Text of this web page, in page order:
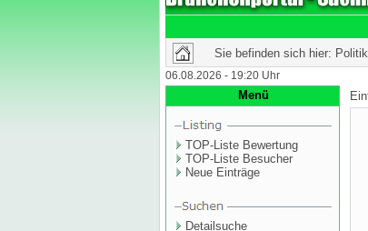
Sie befinden sich hier:
06.08.2026 - 19:20 Uhr
Menü
TOP-Liste Bewertung
TOP-Liste Besucher
Neue Einträge
Detailsuche